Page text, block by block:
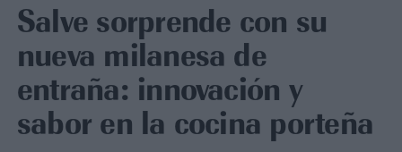
Salve sorprende con su
nueva milanesa de
entraña: innovación y
sabor en la cocina porteña